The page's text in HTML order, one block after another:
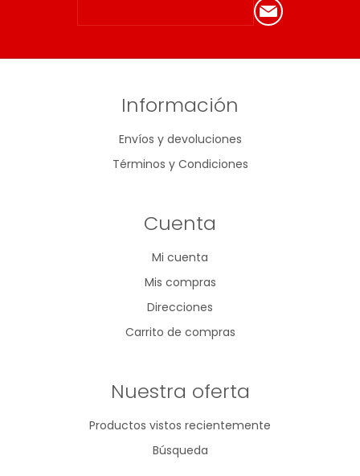
Información
Envíos y devoluciones
Términos y Condiciones
Cuenta
Mi cuenta
Mis compras
Direcciones
Carrito de compras
Nuestra oferta
Productos vistos recientemente
Búsqueda